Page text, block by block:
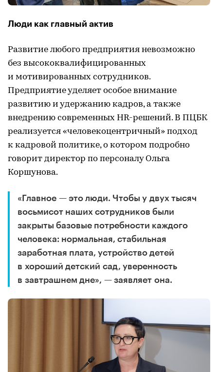
Люди как главный актив
Развитие любого предприятия невозможно
без высококвалифицированных
и мотивированных сотрудников.
Предприятие уделяет особое внимание
развитию и удержанию кадров, а также
внедрению современных HR-решений. В ПЦБК
реализуется «человекоцентричный» подход
к кадровой политике, о котором подробно
говорит директор по персоналу Ольга
Коршунова.
«Главное — это люди. Чтобы у двух тысяч
восьмисот наших сотрудников были
закрыты базовые потребности каждого
человека: нормальная, стабильная
заработная плата, устройство детей
в хороший детский сад, уверенность
в завтрашнем дне», — заявляет она.